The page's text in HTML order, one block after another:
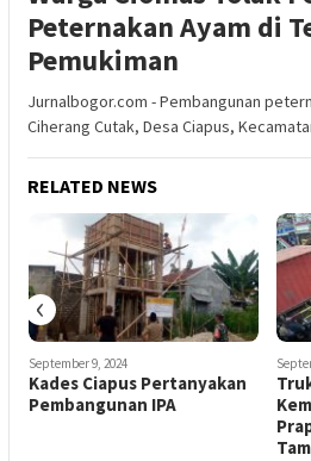
Peternakan Ayam di
Pemukiman
Jurnalbogor.com - Pembangunan
Ciherang Cutak, Desa Ciapus,
RELATED NEWS
September 9, 2024
Kades Ciapus Pertanyakan
Pembangunan IPA
‹